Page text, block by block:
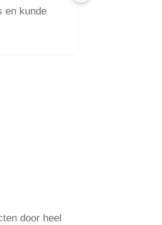
en kunde
door heel